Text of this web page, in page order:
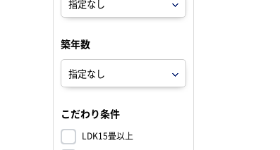
築年数
こだわり条件
LDK15畳以上